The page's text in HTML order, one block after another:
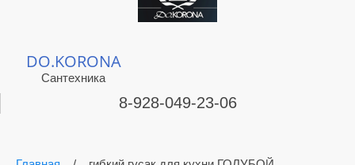
DO.KORONA
Сантехника
8-928-049-23-06